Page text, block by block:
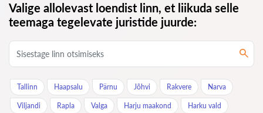
Valige allolevast loendist linn, et liikuda selle
teemaga tegelevate juristide juurde:
Tallinn Haapsalu Pärnu Jõhvi Rakvere Narva
Viljandi Rapla Valga Harju maakond Harku vald